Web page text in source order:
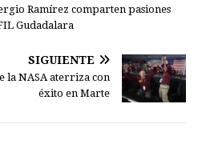
Ramírez comparten pasiones
Gudadalara
SIGUIENTE
la NASA aterriza con
éxito en Marte